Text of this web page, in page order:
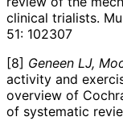
clinical trialists.
51: 102307
[8] Geneen LJ,
activity and
overview of
of systematic